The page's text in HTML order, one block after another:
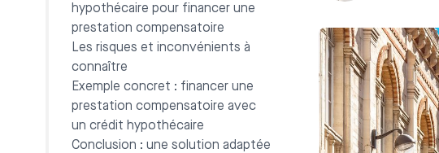
hypothécaire pour financer une
prestation compensatoire
Les risques et inconvénients à
connaître
Exemple concret : financer une
prestation compensatoire avec
un crédit hypothécaire
Conclusion : une solution adaptée